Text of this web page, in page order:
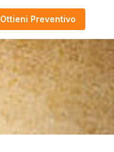
Ottieni Preventivo